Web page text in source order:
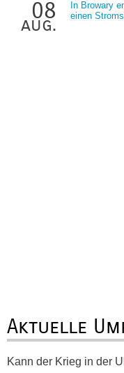
08
aug.
In Browary
einen
Aktuelle
Kann der Krieg in der